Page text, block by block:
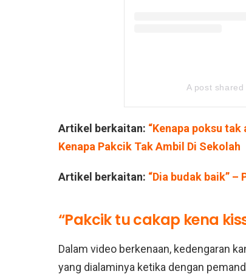
A post
Artikel berkaitan: “Kenapa poksu tak
Kenapa Pakcik Tak Ambil Di Sekolah
Artikel berkaitan: “Dia budak baik” –
“Pakcik tu cakap kena
Dalam video berkenaan, kedengaran
yang dialaminya ketika dengan